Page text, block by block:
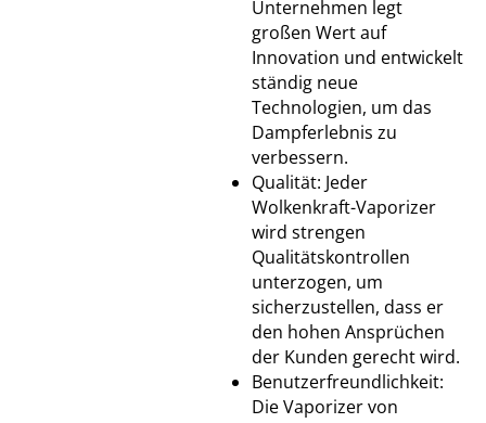
Unternehmen legt
großen Wert auf
Innovation und entwickelt
ständig neue
Technologien, um das
Dampferlebnis zu
verbessern.
Qualität: Jeder
Wolkenkraft-Vaporizer
wird strengen
Qualitätskontrollen
unterzogen, um
sicherzustellen, dass er
den hohen Ansprüchen
der Kunden gerecht wird.
Benutzerfreundlichkeit:
Die Vaporizer von